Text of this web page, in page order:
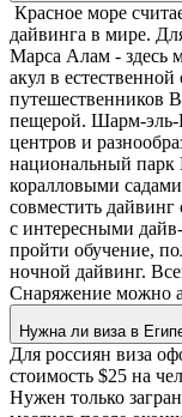
Красное море
дайвинга в мире.
Марса Алам - здесь
акул в
путешественников
пещерой. Шарм-эль-
центров и
национальный
коралловыми
совместить
с интересными
пройти обучение,
ночной дайвинг.
Снаряжение можно
Нужна ли виза в
Для россиян виза
стоимость $25 на
Нужен только